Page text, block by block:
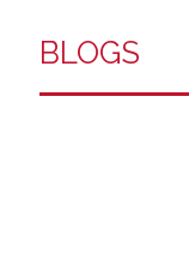
BLOGS